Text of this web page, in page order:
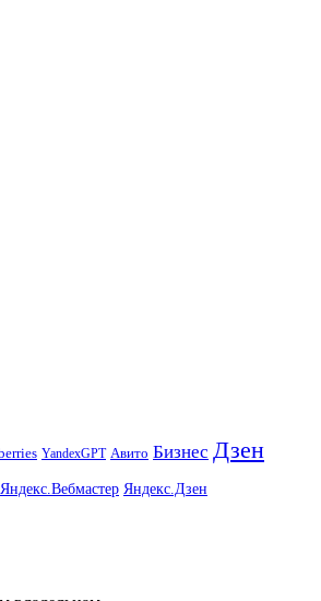
YandexGPT Авито Бизнес Дзен
Яндекс.Вебмастер Яндекс.Дзен